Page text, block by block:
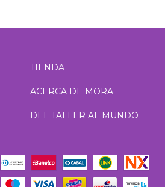
TIENDA
ACERCA DE MORA
DEL TALLER AL MUNDO